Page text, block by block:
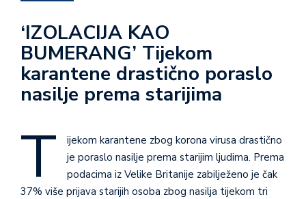
‘IZOLACIJA KAO
BUMERANG’ Tijekom
karantene drastično poraslo
nasilje prema starijima
T
ijekom karantene zbog korona virusa drastično
je poraslo nasilje prema starijim ljudima. Prema
podacima iz Velike Britanije zabilježeno je čak
37% više prijava starijih osoba zbog nasilja tijekom tri